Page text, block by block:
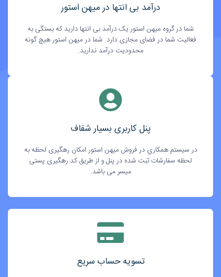
درآمد بی انتها در میهن استور
شما در گروه میهن استور یک درآمد بی انتها دارید که بستگی به
فعالیت شما در فضای مجازی دارد. شما در میهن استور هیچ گونه
محدودیت درآمد ندارید.
پنل کاربری بسیار شفاف
در سيستم همکاري در فروش میهن استور امکان رهگیری لحظه به
لحظه سفارشات ثبت شده در پنل و از طریق کد رهگیری پستی
میسر می باشد.
تسویه حساب سریع